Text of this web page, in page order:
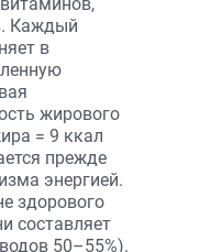
Каждый
в
жирового
= 9 ккал
прежде
энергией.
здорового
составляет
50–55%).